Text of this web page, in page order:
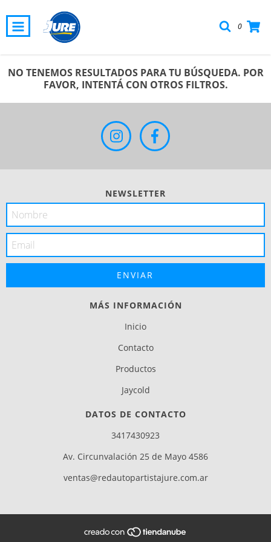
0
NO TENEMOS RESULTADOS PARA TU BÚSQUEDA. POR
FAVOR, INTENTÁ CON OTROS FILTROS.
NEWSLETTER
MÁS INFORMACIÓN
Inicio
Contacto
Productos
Jaycold
DATOS DE CONTACTO
3417430923
Av. Circunvalación 25 de Mayo 4586
ventas@redautopartistajure.com.ar